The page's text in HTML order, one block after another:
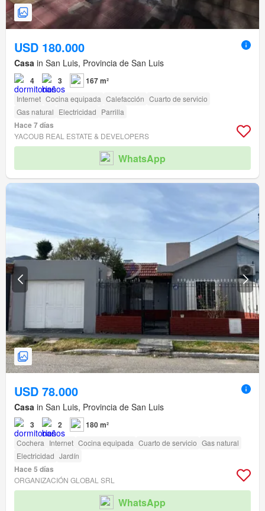
USD 180.000
Casa in San Luis, Provincia de San Luis
4 3 167 m²
Internet Cocina equipada Calefacción Cuarto de servicio
Gas natural Electricidad Parrilla
Hace 7 días
YACOUB REAL ESTATE & DEVELOPERS
WhatsApp
USD 78.000
Casa in San Luis, Provincia de San Luis
3 2 180 m²
Cochera Internet Cocina equipada Cuarto de servicio Gas natural
Electricidad Jardín
Hace 5 días
ORGANIZACIÓN GLOBAL SRL
WhatsApp